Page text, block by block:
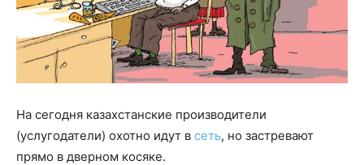
На сегодня казахстанские производители
(услугодатели) охотно идут в сеть, но застревают
прямо в дверном косяке.